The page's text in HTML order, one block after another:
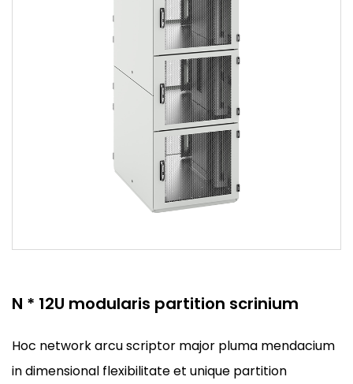
N * 12U modularis partition scrinium
Hoc network arcu scriptor major pluma mendacium
in dimensional flexibilitate et unique partition